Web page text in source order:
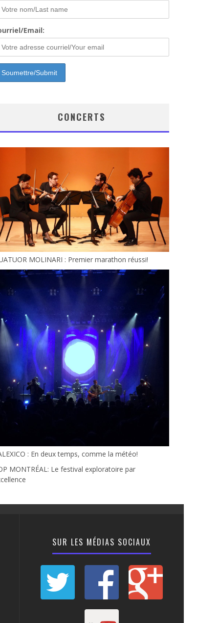
Email:
CONCERTS
MOLINARI : Premier marathon réussi!
: En deux temps, comme la météo!
MONTRÉAL: Le festival exploratoire par
SUR LES MÉDIAS SOCIAUX